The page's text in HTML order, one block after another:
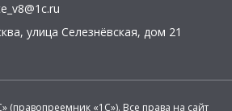
, улица Селезнёвская, дом 21
(правопреемник «1С»). Все права на сайт